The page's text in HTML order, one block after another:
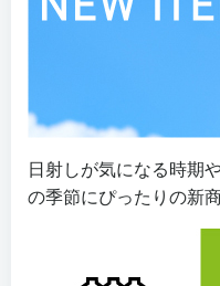
日射しが気になる時期
の季節にぴったりの新